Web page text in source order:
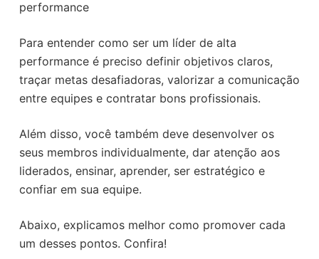
performance
Para entender como ser um líder de alta
performance é preciso definir objetivos claros,
traçar metas desafiadoras, valorizar a comunicação
entre equipes e contratar bons profissionais.
Além disso, você também deve desenvolver os
seus membros individualmente, dar atenção aos
liderados, ensinar, aprender, ser estratégico e
confiar em sua equipe.
Abaixo, explicamos melhor como promover cada
um desses pontos. Confira!